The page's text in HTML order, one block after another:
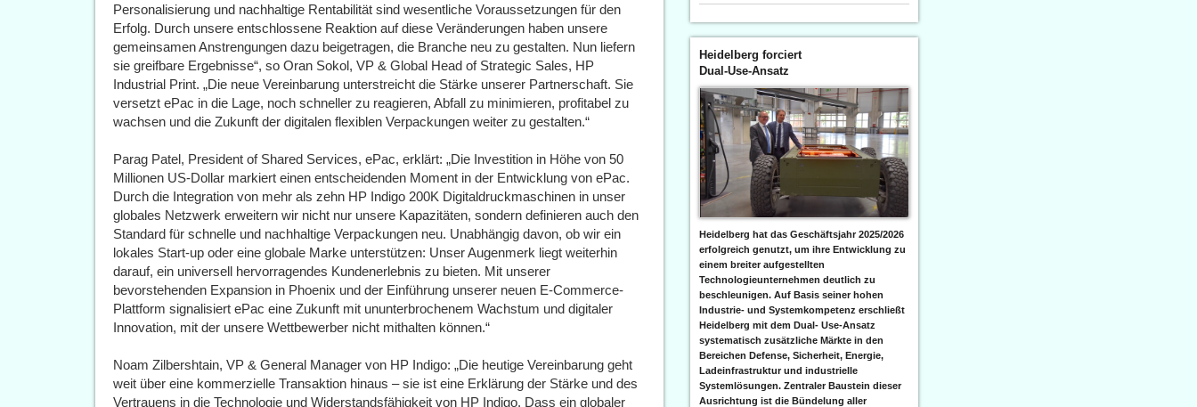
Personalisierung und nachhaltige Rentabilität sind wesentliche Voraussetzungen für den
Erfolg. Durch unsere entschlossene Reaktion auf diese Veränderungen haben unsere
gemeinsamen Anstrengungen dazu beigetragen, die Branche neu zu gestalten. Nun liefern
sie greifbare Ergebnisse“, so Oran Sokol, VP & Global Head of Strategic Sales, HP
Industrial Print. „Die neue Vereinbarung unterstreicht die Stärke unserer Partnerschaft. Sie
versetzt ePac in die Lage, noch schneller zu reagieren, Abfall zu minimieren, profitabel zu
wachsen und die Zukunft der digitalen flexiblen Verpackungen weiter zu gestalten.“
Parag Patel, President of Shared Services, ePac, erklärt: „Die Investition in Höhe von 50
Millionen US-Dollar markiert einen entscheidenden Moment in der Entwicklung von ePac.
Durch die Integration von mehr als zehn HP Indigo 200K Digitaldruckmaschinen in unser
globales Netzwerk erweitern wir nicht nur unsere Kapazitäten, sondern definieren auch den
Standard für schnelle und nachhaltige Verpackungen neu. Unabhängig davon, ob wir ein
lokales Start-up oder eine globale Marke unterstützen: Unser Augenmerk liegt weiterhin
darauf, ein universell hervorragendes Kundenerlebnis zu bieten. Mit unserer
bevorstehenden Expansion in Phoenix und der Einführung unserer neuen E-Commerce-
Plattform signalisiert ePac eine Zukunft mit ununterbrochenem Wachstum und digitaler
Innovation, mit der unsere Wettbewerber nicht mithalten können.“
Noam Zilbershtain, VP & General Manager von HP Indigo: „Die heutige Vereinbarung geht
weit über eine kommerzielle Transaktion hinaus – sie ist eine Erklärung der Stärke und des
Vertrauens in die Technologie und Widerstandsfähigkeit von HP Indigo. Dass ein globaler
Heidelberg forciert
Dual-Use-Ansatz
Heidelberg hat das Geschäftsjahr 2025/2026
erfolgreich genutzt, um ihre Entwicklung zu
einem breiter aufgestellten
Technologieunternehmen deutlich zu
beschleunigen. Auf Basis seiner hohen
Industrie- und Systemkompetenz erschließt
Heidelberg mit dem Dual- Use-Ansatz
systematisch zusätzliche Märkte in den
Bereichen Defense, Sicherheit, Energie,
Ladeinfrastruktur und industrielle
Systemlösungen. Zentraler Baustein dieser
Ausrichtung ist die Bündelung aller